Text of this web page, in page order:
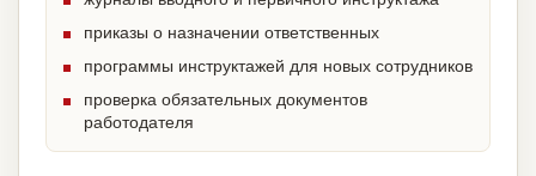
приказы о назначении ответственных
программы инструктажей для новых сотрудников
проверка обязательных документов
работодателя